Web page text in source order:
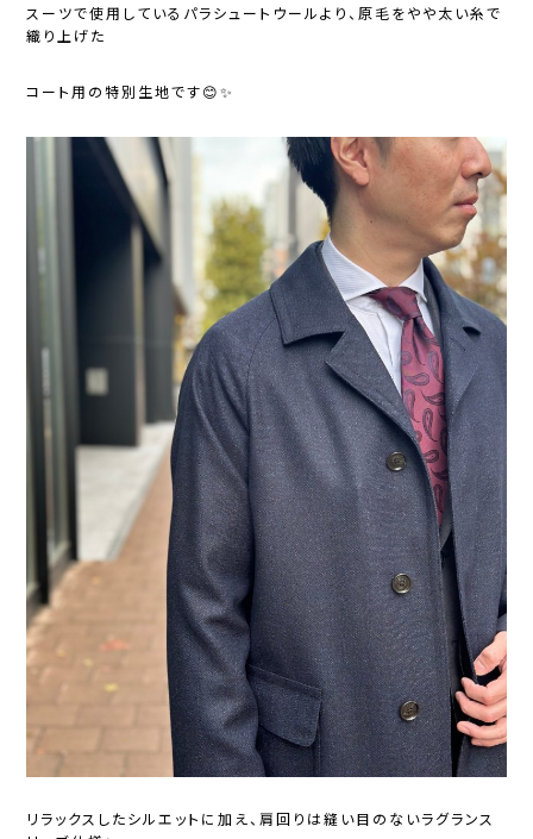
スーツで使用しているパラシュートウールより、原毛をやや太い糸で
織り上げた
コート用の特別生地です😊✨
リラックスしたシルエットに加え、肩回りは縫い目のないラグランス